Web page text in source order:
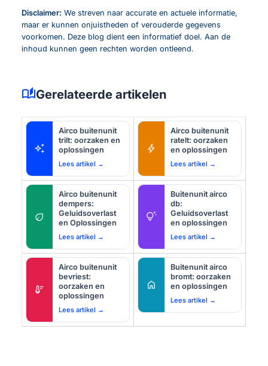
Disclaimer: We streven naar accurate en actuele informatie,
maar er kunnen onjuistheden of verouderde gegevens
voorkomen. Deze blog dient een informatief doel. Aan de
inhoud kunnen geen rechten worden ontleend.
auto_storiesGerelateerde artikelen
auto_awesome
Airco buitenunit
trilt: oorzaken en
oplossingen
Lees artikel →
bolt
Airco buitenunit
ratelt: oorzaken
en oplossingen
Lees artikel →
eco
Airco buitenunit
dempers:
Geluidsoverlast
en Oplossingen
Lees artikel →
tips_and_updates
Buitenunit airco
db:
Geluidsoverlast
en oplossingen
Lees artikel →
thermostat
Airco buitenunit
bevriest:
oorzaken en
oplossingen
Lees artikel →
home
Buitenunit airco
bromt: oorzaken
en oplossingen
Lees artikel →